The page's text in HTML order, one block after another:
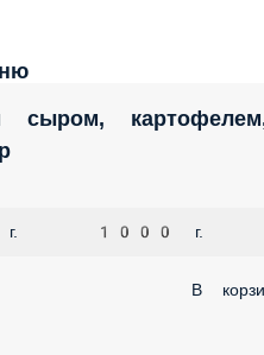
1000 г.
В